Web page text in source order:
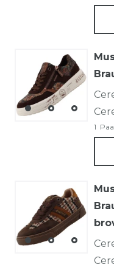
1